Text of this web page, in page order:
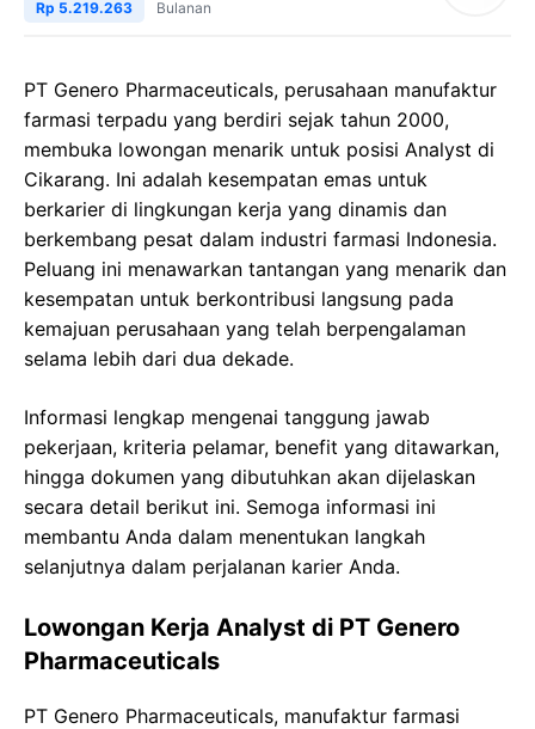
Rp 5.219.263 Bulanan
PT Genero Pharmaceuticals, perusahaan manufaktur
farmasi terpadu yang berdiri sejak tahun 2000,
membuka lowongan menarik untuk posisi Analyst di
Cikarang. Ini adalah kesempatan emas untuk
berkarier di lingkungan kerja yang dinamis dan
berkembang pesat dalam industri farmasi Indonesia.
Peluang ini menawarkan tantangan yang menarik dan
kesempatan untuk berkontribusi langsung pada
kemajuan perusahaan yang telah berpengalaman
selama lebih dari dua dekade.
Informasi lengkap mengenai tanggung jawab
pekerjaan, kriteria pelamar, benefit yang ditawarkan,
hingga dokumen yang dibutuhkan akan dijelaskan
secara detail berikut ini. Semoga informasi ini
membantu Anda dalam menentukan langkah
selanjutnya dalam perjalanan karier Anda.
Lowongan Kerja Analyst di PT Genero
Pharmaceuticals
PT Genero Pharmaceuticals, manufaktur farmasi